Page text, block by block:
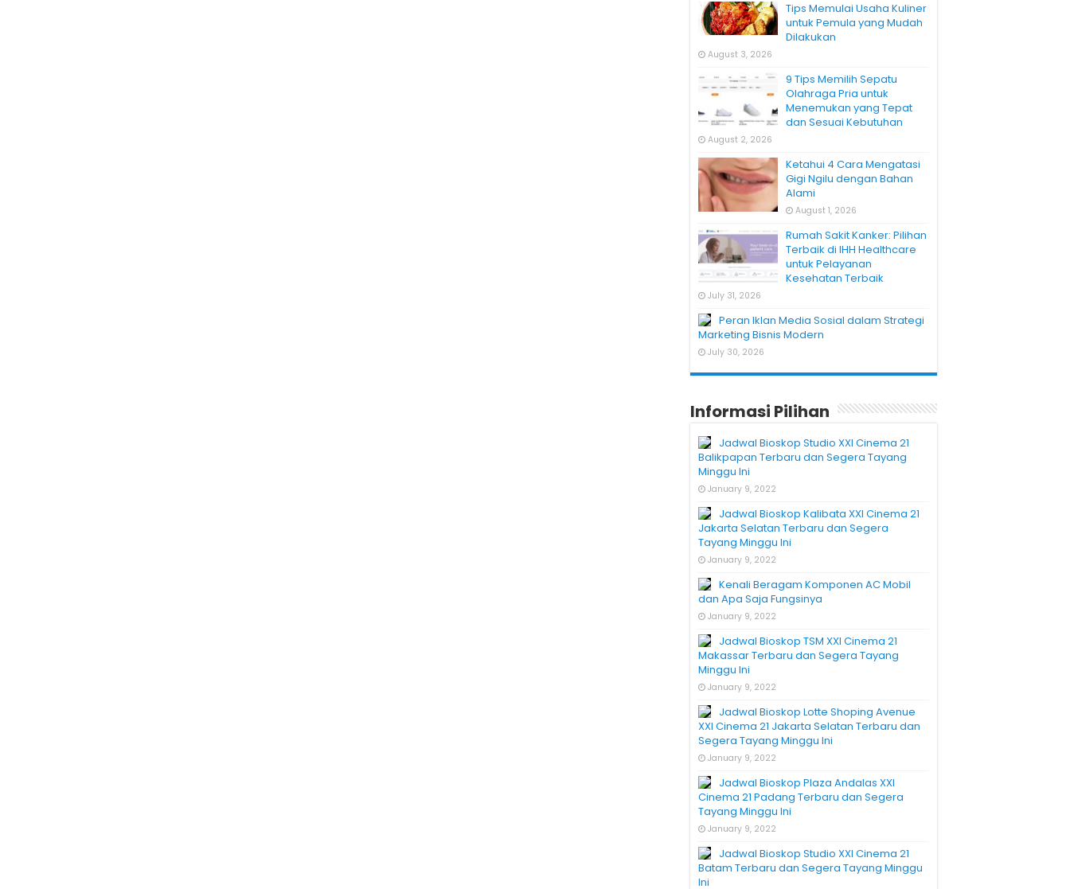
Tips Memulai Usaha Kuliner
untuk Pemula yang Mudah
Dilakukan
August 3, 2026
9 Tips Memilih Sepatu
Olahraga Pria untuk
Menemukan yang Tepat
dan Sesuai Kebutuhan
August 2, 2026
Ketahui 4 Cara Mengatasi
Gigi Ngilu dengan Bahan
Alami
August 1, 2026
Rumah Sakit Kanker: Pilihan
Terbaik di IHH Healthcare
untuk Pelayanan
Kesehatan Terbaik
July 31, 2026
Peran Iklan Media Sosial dalam Strategi
Marketing Bisnis Modern
July 30, 2026
Informasi Pilihan
Jadwal Bioskop Studio XXI Cinema 21
Balikpapan Terbaru dan Segera Tayang
Minggu Ini
January 9, 2022
Jadwal Bioskop Kalibata XXI Cinema 21
Jakarta Selatan Terbaru dan Segera
Tayang Minggu Ini
January 9, 2022
Kenali Beragam Komponen AC Mobil
dan Apa Saja Fungsinya
January 9, 2022
Jadwal Bioskop TSM XXI Cinema 21
Makassar Terbaru dan Segera Tayang
Minggu Ini
January 9, 2022
Jadwal Bioskop Lotte Shoping Avenue
XXI Cinema 21 Jakarta Selatan Terbaru dan
Segera Tayang Minggu Ini
January 9, 2022
Jadwal Bioskop Plaza Andalas XXI
Cinema 21 Padang Terbaru dan Segera
Tayang Minggu Ini
January 9, 2022
Jadwal Bioskop Studio XXI Cinema 21
Batam Terbaru dan Segera Tayang Minggu
Ini